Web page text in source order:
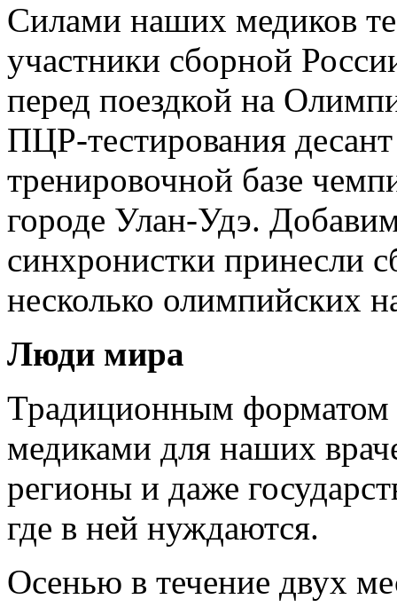
Силами наших медиков
участники сборной
перед поездкой на
ПЦР-тестирования
тренировочной базе
городе Улан-Удэ.
синхронистки принесли
несколько олимпийских
Люди мира
Традиционным форматом
медиками для наших
регионы и даже
где в ней нуждаются.
Осенью в течение двух